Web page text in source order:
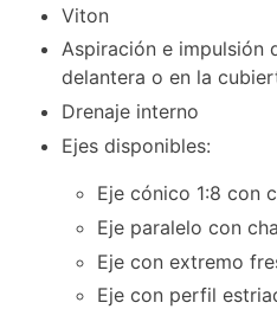
Viton
Aspiración e impulsión
delantera o en la
Drenaje interno
Ejes disponibles:
Eje cónico 1:8 con
Eje paralelo con
Eje con extremo
Eje con perfil